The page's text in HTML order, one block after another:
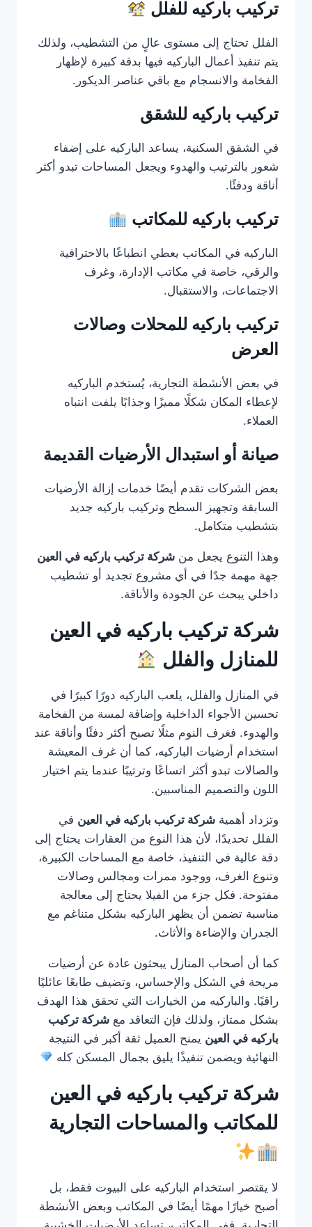
تركيب باركيه للفلل
الفلل تحتاج إلى مستوى عالٍ من التشطيب، ولذلك
يتم تنفيذ أعمال الباركيه فيها بدقة كبيرة لإظهار
الفخامة والانسجام مع باقي عناصر الديكور.
تركيب باركيه للشقق
في الشقق السكنية، يساعد الباركيه على إضفاء
شعور بالترتيب والهدوء ويجعل المساحات تبدو أكثر
أناقة ودفئًا.
تركيب باركيه للمكاتب
الباركيه في المكاتب يعطي انطباعًا بالاحترافية
والرقي، خاصة في مكاتب الإدارة، وغرف
الاجتماعات، والاستقبال.
تركيب باركيه للمحلات وصالات
العرض
في بعض الأنشطة التجارية، يُستخدم الباركيه
لإعطاء المكان شكلًا مميزًا وجذابًا يلفت انتباه
العملاء.
صيانة أو استبدال الأرضيات القديمة
بعض الشركات تقدم أيضًا خدمات إزالة الأرضيات
السابقة وتجهيز السطح وتركيب باركيه جديد
بتشطيب متكامل.
وهذا التنوع يجعل من شركة تركيب باركيه في العين
جهة مهمة جدًا في أي مشروع تجديد أو تشطيب
داخلي يبحث عن الجودة والأناقة.
شركة تركيب باركيه في العين
للمنازل والفلل
في المنازل والفلل، يلعب الباركيه دورًا كبيرًا في
تحسين الأجواء الداخلية وإضافة لمسة من الفخامة
والهدوء. فغرف النوم مثلًا تصبح أكثر دفئًا وأناقة عند
استخدام أرضيات الباركيه، كما أن غرف المعيشة
والصالات تبدو أكثر اتساعًا وترتيبًا عندما يتم اختيار
اللون والتصميم المناسبين.
وتزداد أهمية شركة تركيب باركيه في العين في
الفلل تحديدًا، لأن هذا النوع من العقارات يحتاج إلى
دقة عالية في التنفيذ، خاصة مع المساحات الكبيرة،
وتنوع الغرف، ووجود ممرات ومجالس وصالات
مفتوحة. فكل جزء من الفيلا يحتاج إلى معالجة
مناسبة تضمن أن يظهر الباركيه بشكل متناغم مع
الجدران والإضاءة والأثاث.
كما أن أصحاب المنازل يبحثون عادة عن أرضيات
مريحة في الشكل والإحساس، وتضيف طابعًا عائليًا
راقيًا. والباركيه من الخيارات التي تحقق هذا الهدف
بشكل ممتاز، ولذلك فإن التعاقد مع شركة تركيب
باركيه في العين يمنح العميل ثقة أكبر في النتيجة
النهائية ويضمن تنفيذًا يليق بجمال المسكن كله
شركة تركيب باركيه في العين
للمكاتب والمساحات التجارية
لا يقتصر استخدام الباركيه على البيوت فقط، بل
أصبح خيارًا مهمًا أيضًا في المكاتب وبعض الأنشطة